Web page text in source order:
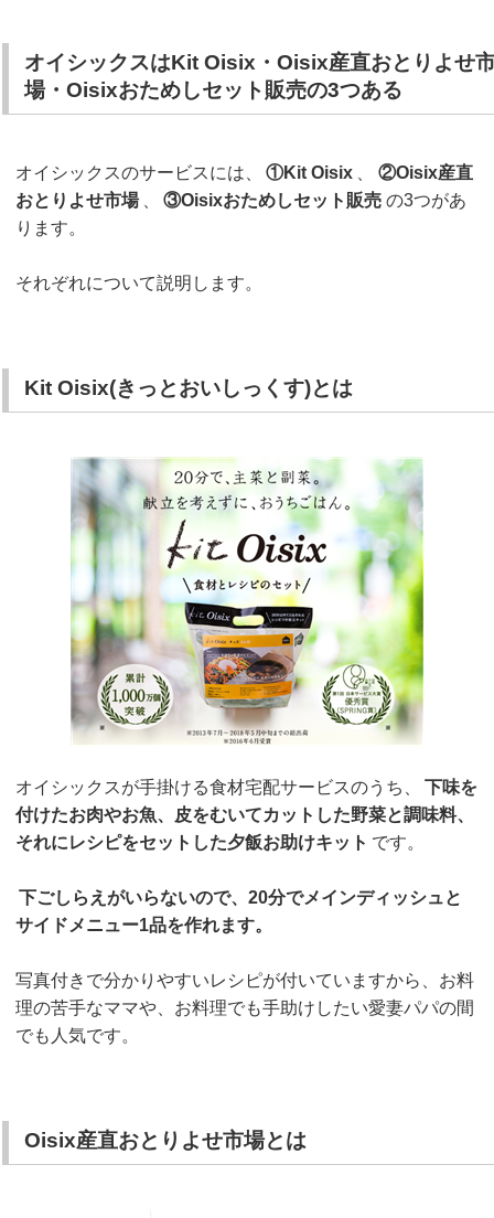
オイシックスはKit Oisix・Oisix産直おとりよせ
場・Oisixおためしセット販売の3つある
オイシックスのサービスには、 ①Kit Oisix
②Oisix産直
おとりよせ市場
③Oisixおためしセット販売 の3つがあ
ります。
それぞれについて説明します。
Kit Oisix(きっとおいしっくす)とは
オイシックスが手掛ける食材宅配サービスのうち、
下味を
付けたお肉やお魚、皮をむいてカットした野菜と調味料、
それにレシピをセットした夕飯お助けキット です。
下ごしらえがいらないので、20分でメインディッシュと
サイドメニュー1品を作れます。
写真付きで分かりやすいレシピが付いていますから、お料
理の苦手なママや、お料理でも手助けしたい愛妻パパの間
でも人気です。
Oisix産直おとりよせ市場とは